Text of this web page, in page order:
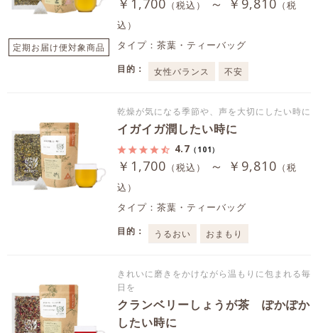
定期お届け便対象商品
￥1,700 （税込） ～ ￥9,810 （税
込）
タイプ：茶葉・ティーバッグ
目的：
女性バランス 不安
乾燥が気になる季節や、声を大切にしたい時に
イガイガ潤したい時に
4.7 （101）
￥1,700 （税込） ～ ￥9,810 （税
込）
タイプ：茶葉・ティーバッグ
目的：
うるおい おまもり
きれいに磨きをかけながら温もりに包まれる毎
日を
クランベリーしょうが茶 ぽかぽか
したい時に